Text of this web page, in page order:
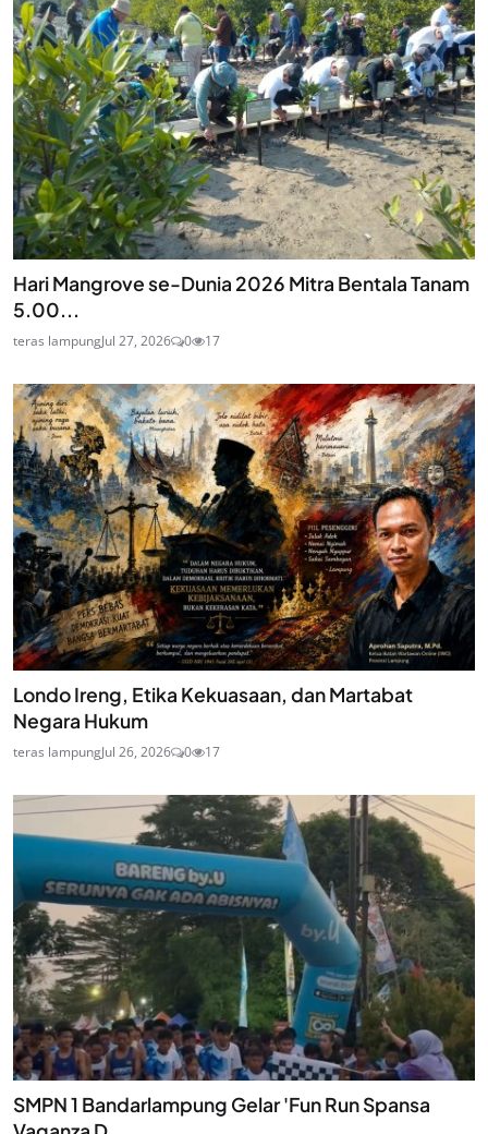
Hari Mangrove se-Dunia 2026 Mitra Bentala Tanam
5.00...
teras lampungJul 27, 2026 0 17
Londo Ireng, Etika Kekuasaan, dan Martabat
Negara Hukum
teras lampungJul 26, 2026 0 17
SMPN 1 Bandarlampung Gelar 'Fun Run Spansa